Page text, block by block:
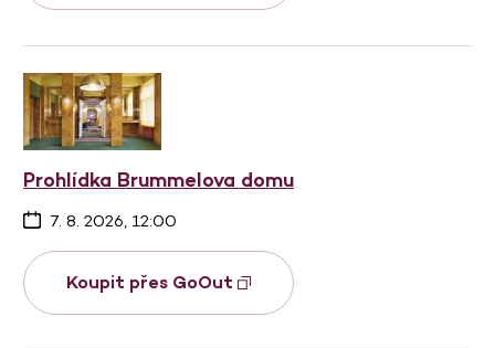
Prohlídka Brummelova domu
7. 8. 2026, 12:00
Koupit přes GoOut